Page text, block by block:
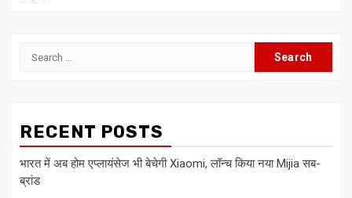
Search
RECENT POSTS
भारत में अब होम एप्लायंसेज भी बेचेगी Xiaomi, लॉन्च किया नया Mijia सब-
ब्रांड